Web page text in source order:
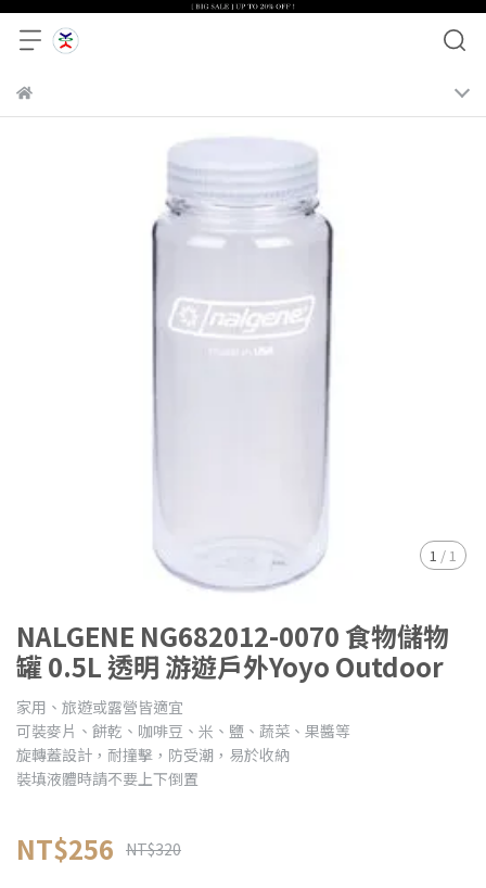
1 /1
NALGENE NG682012-0070 食物儲物
罐 0.5L 透明 游遊戶外Yoyo Outdoor
家用、旅遊或露營皆適宜
可裝麥片、餅乾、咖啡豆、米、鹽、蔬菜、果醬等
旋轉蓋設計，耐撞擊，防受潮，易於收納
裝填液體時請不要上下倒置
NT$256 NT$320